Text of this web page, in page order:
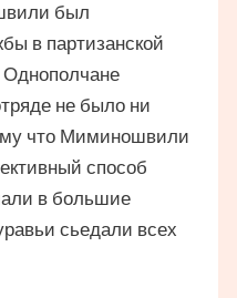
был
в партизанской
Однополчане
не было ни
что Миминошвили
способ
в большие
сьедали всех